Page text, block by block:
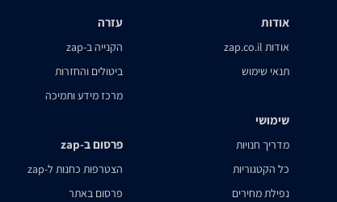
אודות
אודות zap.co.il
תנאי שימוש
שימושי
מדריך חנויות
כל הקטגוריות
נפילת מחירים
עזרה
הקנייה ב-zap
ביטולים והחזרות
מרכז מידע ותמיכה
פרסום ב-zap
הצטרפות כחנות ל-zap
פרסום באתר